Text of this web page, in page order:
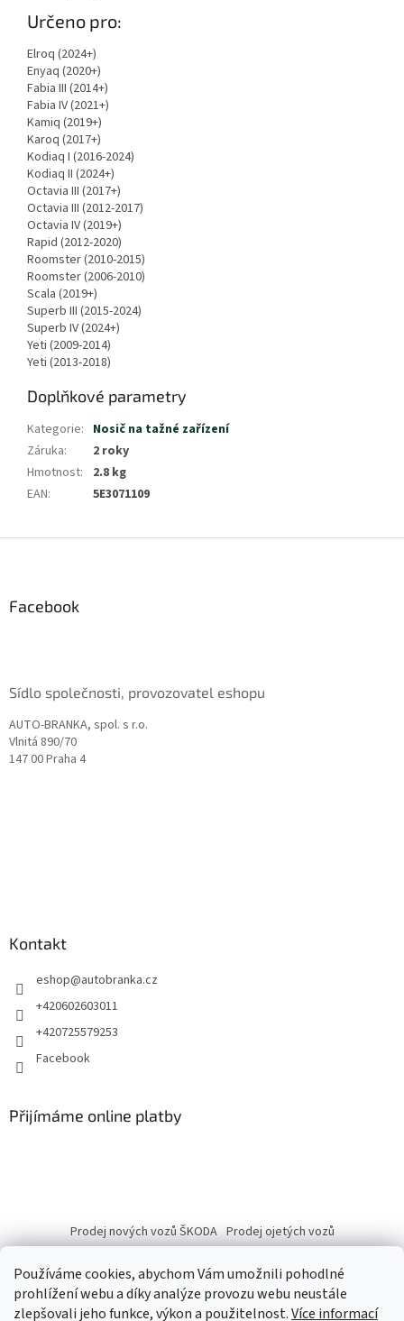
Používáme cookies, abychom Vám umožnili pohodlné
prohlížení webu a díky analýze provozu webu neustále
zlepšovali jeho funkce, výkon a použitelnost.Více informací
Určeno pro:
Elroq (2024+)
Enyaq (2020+)
Fabia III (2014+)
Fabia IV (2021+)
Kamiq (2019+)
Karoq (2017+)
Kodiaq I (2016-2024)
Kodiaq II (2024+)
Octavia III (2017+)
Octavia III (2012-2017)
Octavia IV (2019+)
Rapid (2012-2020)
Roomster (2010-2015)
Roomster (2006-2010)
Scala (2019+)
Superb III (2015-2024)
Superb IV (2024+)
Yeti (2009-2014)
Yeti (2013-2018)
Doplňkové parametry
Kategorie: Nosič na tažné zařízení
Záruka:
2 roky
Hmotnost:
2.8 kg
EAN: 5E3071109
Facebook
Sídlo společnosti, provozovatel eshopu
AUTO-BRANKA, spol. s r.o.
Vlnitá 890/70
147 00 Praha 4
Kontakt
eshop@autobranka.cz
+420602603011
+420725579253
Facebook
Přijímáme online platby
Prodej nových vozů ŠKODA Prodej ojetých vozů